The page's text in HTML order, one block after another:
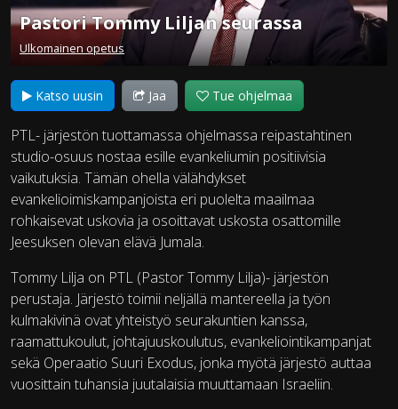
Pastori Tommy Liljan seurassa
Ulkomainen opetus
Katso uusin Jaa Tue ohjelmaa
PTL- järjestön tuottamassa ohjelmassa reipastahtinen
studio-osuus nostaa esille evankeliumin positiivisia
vaikutuksia. Tämän ohella välähdykset
evankelioimiskampanjoista eri puolelta maailmaa
rohkaisevat uskovia ja osoittavat uskosta osattomille
Jeesuksen olevan elävä Jumala.
Tommy Lilja on PTL (Pastor Tommy Lilja)- järjestön
perustaja. Järjestö toimii neljällä mantereella ja työn
kulmakivinä ovat yhteistyö seurakuntien kanssa,
raamattukoulut, johtajuuskoulutus, evankeliointikampanjat
sekä Operaatio Suuri Exodus, jonka myötä järjestö auttaa
vuosittain tuhansia juutalaisia muuttamaan Israeliin.